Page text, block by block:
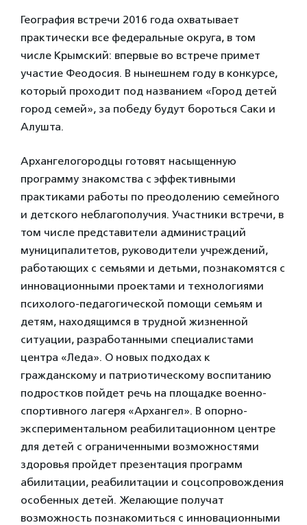
География встречи 2016 года охватывает
практически все федеральные округа, в том
числе Крымский: впервые во встрече примет
участие Феодосия. В нынешнем году в конкурсе,
который проходит под названием «Город детей
город семей», за победу будут бороться Саки и
Алушта.
Архангелогородцы готовят насыщенную
программу знакомства с эффективными
практиками работы по преодолению семейного
и детского неблагополучия. Участники встречи, в
том числе представители администраций
муниципалитетов, руководители учреждений,
работающих с семьями и детьми, познакомятся с
инновационными проектами и технологиями
психолого-педагогической помощи семьям и
детям, находящимся в трудной жизненной
ситуации, разработанными специалистами
центра «Леда». О новых подходах к
гражданскому и патриотическому воспитанию
подростков пойдет речь на площадке военно-
спортивного лагеря «Архангел». В опорно-
экспериментальном реабилитационном центре
для детей с ограниченными возможностями
здоровья пройдет презентация программ
абилитации, реабилитации и соцсопровождения
особенных детей. Желающие получат
возможность познакомиться с инновационными